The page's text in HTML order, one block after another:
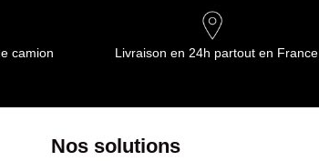
camion Livraison en 24h partout en France
Nos solutions